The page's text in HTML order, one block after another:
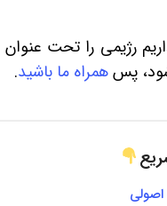
رژیمی را تحت عنوان
پسهمراه ما باشید.